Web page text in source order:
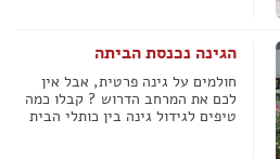
הגינה נכנסת הביתה
חולמים על גינה פרטית, אבל אין
לכם את המרחב הדרוש ? קבלו כמה
טיפים לגידול גינה בין כותלי הבית